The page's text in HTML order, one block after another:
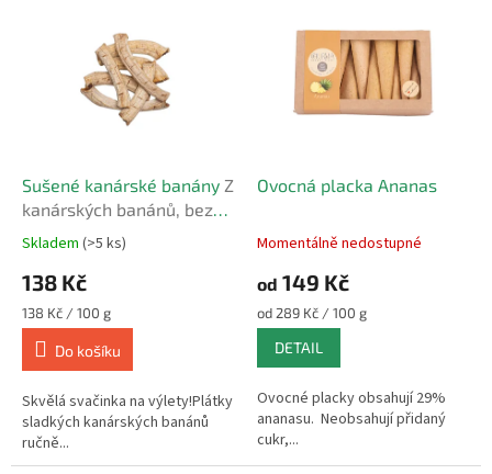
Sušené kanárské banány Z
kanárských banánů, bez
přidaného cukru a aditiv
Průměrné
produktu
je
4,7
5
hvězdiček.
Skladem (>5 ks)
138 Kč
Měrná
cena:
138 Kč / 100 g
Do košíku
Skvělá svačinka na výlety!Plátky
sladkých kanárských banánů
ručně...
Ovocná placka Ananas
Průměrné
produktu
je
5,0
5
hvězdiček.
Momentálně nedostupné
od 149 Kč
Měrná
cena:
od 289 Kč / 100 g
DETAIL
Ovocné placky obsahují 29%
ananasu. Neobsahují přidaný
cukr,...